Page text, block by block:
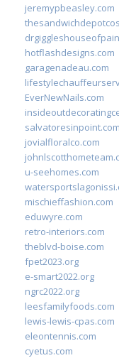
jeremypbeasley.com
hotflashdesigns.com
garagenadeau.com
EverNewNails.com
salvatoresinpoint.com
jovialfloralco.com
u-seehomes.com
mischieffashion.com
eduwyre.com
retro-interiors.com
theblvd-boise.com
fpet2023.org
e-smart2022.org
ngrc2022.org
leesfamilyfoods.com
lewis-lewis-cpas.com
eleontennis.com
cyetus.com